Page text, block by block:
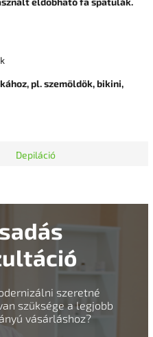
pl. szemöldök, bikini,
Depiláció
szeretné
szüksége a legjobb
vásárláshoz?